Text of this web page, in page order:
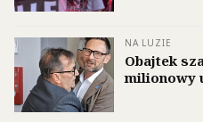
NA LUZIE
Obajtek
milionowy